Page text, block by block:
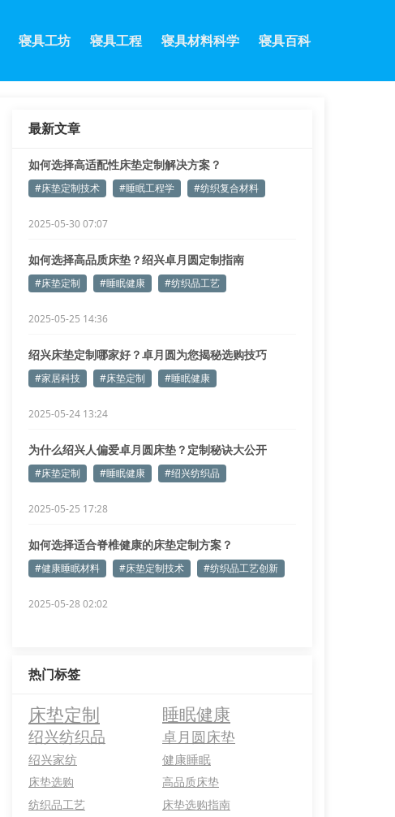
寝具工坊 寝具工程 寝具材料科学 寝具百科
最新文章
如何选择高适配性床垫定制解决方案？
#床垫定制技术 #睡眠工程学 #纺织复合材料
2025-05-30 07:07
如何选择高品质床垫？绍兴卓月圆定制指南
#床垫定制 #睡眠健康 #纺织品工艺
2025-05-25 14:36
绍兴床垫定制哪家好？卓月圆为您揭秘选购技巧
#家居科技 #床垫定制 #睡眠健康
2025-05-24 13:24
为什么绍兴人偏爱卓月圆床垫？定制秘诀大公开
#床垫定制 #睡眠健康 #绍兴纺织品
2025-05-25 17:28
如何选择适合脊椎健康的床垫定制方案？
#健康睡眠材料 #床垫定制技术 #纺织品工艺创新
2025-05-28 02:02
热门标签
床垫定制 睡眠健康
绍兴纺织品 卓月圆床垫
绍兴家纺 健康睡眠
床垫选购
高品质床垫
纺织品工艺
床垫选购指南